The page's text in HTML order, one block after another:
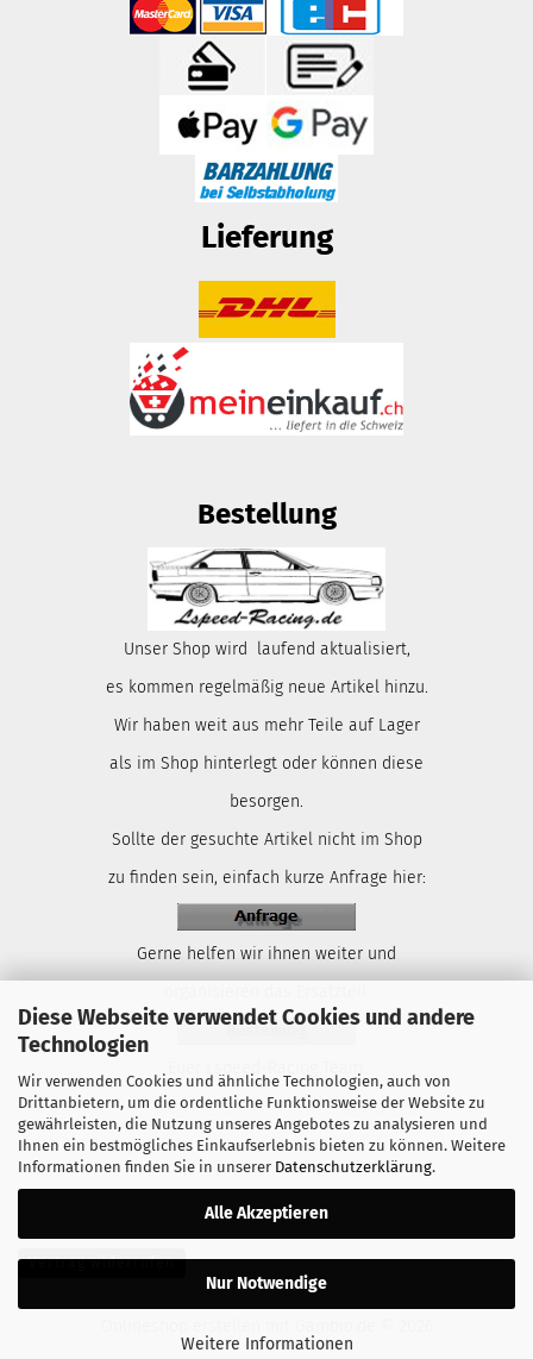
Diese Webseite verwendet Cookies und andere
Technologien
Wir verwenden Cookies und ähnliche Technologien, auch von
Drittanbietern, um die ordentliche Funktionsweise der Website zu
gewährleisten, die Nutzung unseres Angebotes zu analysieren und
Ihnen ein bestmögliches Einkaufserlebnis bieten zu können. Weitere
Informationen finden Sie in unserer Datenschutzerklärung.
Alle Akzeptieren
Nur Notwendige
Weitere Informationen
Lieferung
Bestellung
Unser Shop wird laufend aktualisiert,
es kommen regelmäßig neue Artikel hinzu.
Wir haben weit aus mehr Teile auf Lager
als im Shop hinterlegt oder können diese
besorgen.
Sollte der gesuchte Artikel nicht im Shop
zu finden sein, einfach kurze Anfrage hier:
Gerne helfen wir ihnen weiter und
Vertrag widerrufen